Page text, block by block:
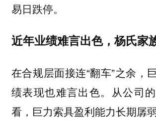
易日跌停。
近年业绩难言出色，杨氏家
在合规层面接连“翻车”之余，
绩表现也难言出色。从公司
看，巨力索具盈利能力长期孱弱